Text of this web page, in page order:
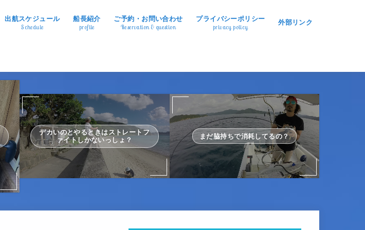
出航スケジュール
Schedule
船長紹介
profile
ご予約・お問い合わせ
Reservation & question
プライバシーポリシー
privacy policy
外部リンク
デカいのとやるときはストレートフ
ァイトしかないっしょ？
まだ脇持ちで消耗してるの？